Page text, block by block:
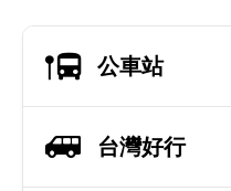
公車站
台灣好行